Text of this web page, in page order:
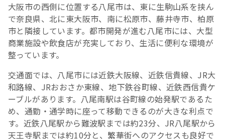
大阪市の西側に位置する八尾市は、東に生駒山系を挟ん
で奈良県、北に東大阪市、南に松原市、藤井寺市、柏原
市と隣接しています。都市開発が進む八尾市には、大型
商業施設や飲食店が充実しており、生活に便利な環境が
整っています。
交通面では、八尾市には近鉄大阪線、近鉄信貴線、JR大
和路線、JRおおさか東線、地下鉄谷町線、近鉄西信貴ケ
ーブルがあります。八尾南駅は谷町線の始発駅であるた
め、通勤・通学時に座って移動できるのが大きな利点で
す。近鉄八尾駅から難波駅までは約23分、JR八尾駅から
天王寺駅までは約10分と、繁華街へのアクセスも良好で